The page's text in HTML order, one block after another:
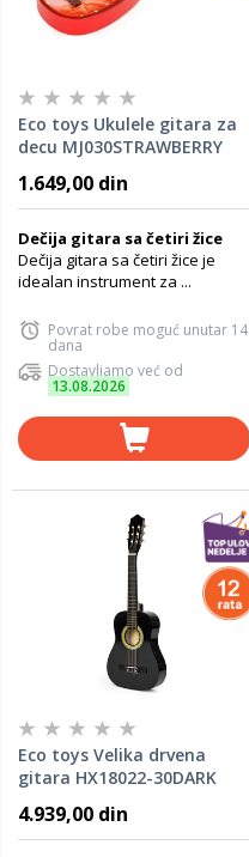
Eco toys Ukulele gitara za
decu MJ030STRAWBERRY
1.649,00 din
Dečija gitara sa četiri žice
Dečija gitara sa četiri žice je
idealan instrument za ...
Povrat robe moguć unutar 14
dana
Dostavljamo već od
13.08.2026
Eco toys Velika drvena
gitara HX18022-30DARK
4.939,00 din